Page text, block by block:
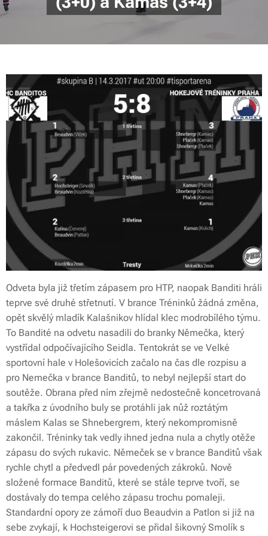
Odveta byla již třetím zápasem pro HTP, naopak Banditi hráli
teprve své druhé střetnutí. V brance Tréninků žádná změna,
opět skvělý mladík Kalašnikov hlídal klec modrobílého týmu.
To Bandité na odvetu nasadili do branky Němečka, který
vystřídal odpočívajícího Seidla. Tentokrát se ve Velké
sportovní hale v Holešovicích začalo na čas dle rozpisu a
pro Nemečka v brance Banditů, to nebyl nejlepší start do
soutěže. Obrana před ním zřejmě nedostečně koncetrovaná
a takřka z úvodního buly se protáhli jak nůž roztátým
máslem Kalas se Shnebergrem, který nekompromisně
zakončil. Tréninky tak vedly ihned jedna nula a chytly otěže
zápasu do svých rukavic. Němeček se v brance Banditů však
rychle chytl a předvedl pár povedených zákroků. Nově
složené formace Banditů, které se stále teprve tvoří, se
dostávaly do tempa celého zápasu trochu pomaleji.
Standardní opory ze zámoří duo Beaudvin a Patlon si již na
sebe zvykají, k Hochsteigerovi se přidal šikovný Smolík s